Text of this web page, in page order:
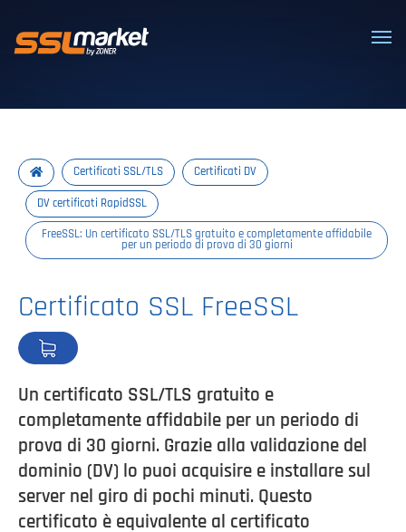
Certificati SSL/TLS Certificati DV
DV certificati RapidSSL
FreeSSL: Un certificato SSL/TLS gratuito e completamente affidabile
per un periodo di prova di 30 giorni
Certificato SSL FreeSSL
Un certificato SSL/TLS gratuito e
completamente affidabile per un periodo di
prova di 30 giorni. Grazie alla validazione del
dominio (DV) lo puoi acquisire e installare sul
server nel giro di pochi minuti. Questo
certificato è equivalente al certificato